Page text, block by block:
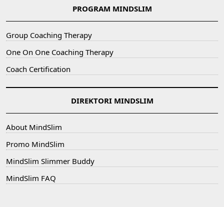
PROGRAM MINDSLIM
Group Coaching Therapy
One On One Coaching Therapy
Coach Certification
DIREKTORI MINDSLIM
About MindSlim
Promo MindSlim
MindSlim Slimmer Buddy
MindSlim FAQ